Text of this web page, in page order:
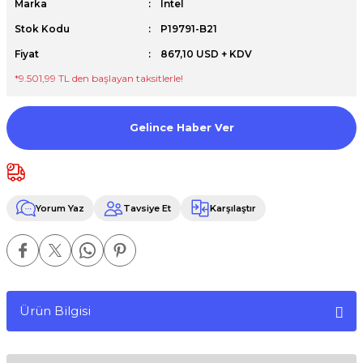
Marka Intel
Stok Kodu P19791-B21
Fiyat
867,10 USD + KDV
*9.501,99 TL den başlayan taksitlerle!
Gelince Haber Ver
Yorum Yaz Tavsiye Et Karşılaştır
Ürün Bilgisi